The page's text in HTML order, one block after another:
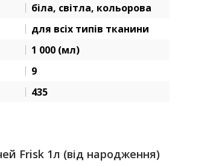
біла, світла, кольорова
для всіх типів тканини
1 000 (мл)
9
435
Frisk 1л (від народження)